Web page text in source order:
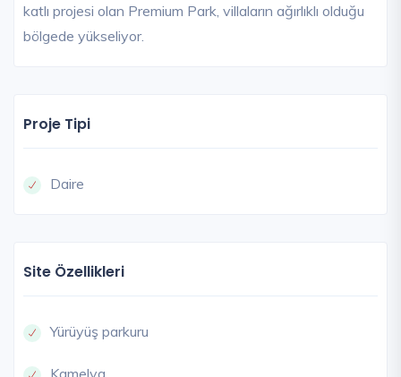
katlı projesi olan Premium Park, villaların ağırlıklı olduğu
bölgede yükseliyor.
Proje Tipi
Daire
Site Özellikleri
Yürüyüş parkuru
Kamelya